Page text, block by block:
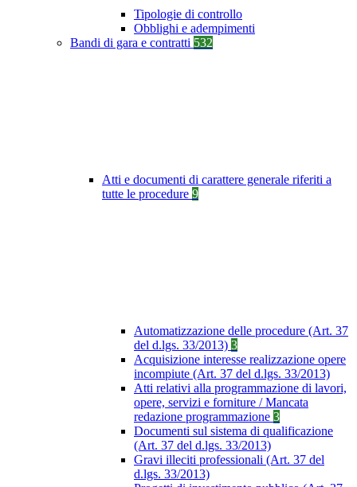
Tipologie di controllo
Obblighi e adempimenti
Bandi di gara e contratti 532
Atti e documenti di carattere generale riferiti a
tutte le procedure 9
Automatizzazione delle procedure (Art. 37
del d.lgs. 33/2013) 3
Acquisizione interesse realizzazione opere
incompiute (Art. 37 del d.lgs. 33/2013)
Atti relativi alla programmazione di lavori,
opere, servizi e forniture / Mancata
redazione programmazione 3
Documenti sul sistema di qualificazione
(Art. 37 del d.lgs. 33/2013)
Gravi illeciti professionali (Art. 37 del
d.lgs. 33/2013)